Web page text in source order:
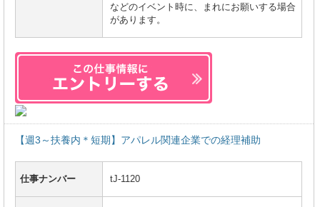
などのイベント時に、まれにお願いする場合
があります。
【週3～扶養内＊短期】アパレル関連企業での経理補助
仕事ナンバー tJ-1120